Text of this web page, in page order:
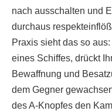
nach ausschalten und
durchaus
Praxis sieht das so
eines Schiffes, drückt
Bewaffnung und
dem Gegner
des A-Knopfes den